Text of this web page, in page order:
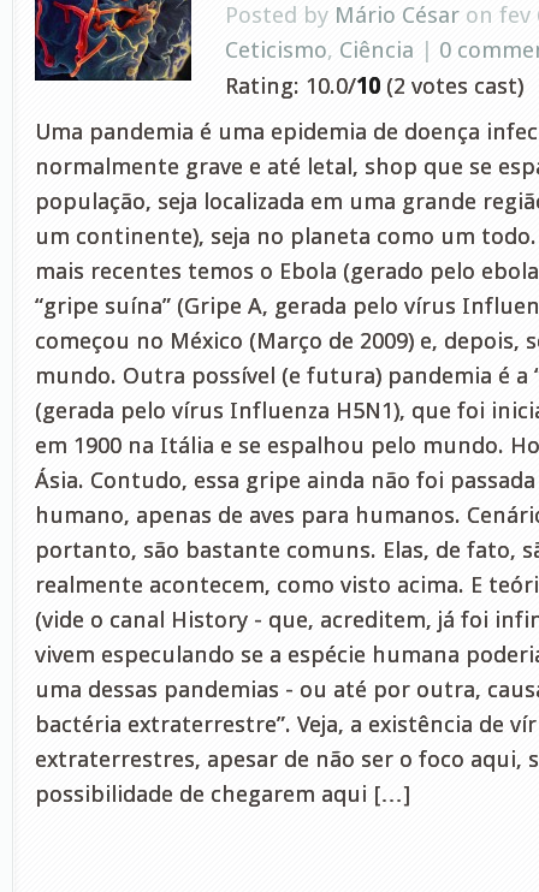
Posted by Mário César on fev
Ceticismo, Ciência | 0
Rating: 10.0/10 (2 votes cast)
Uma pandemia é uma epidemia de doença
normalmente grave e até letal, shop que se
população, seja localizada em uma grande
um continente), seja no planeta como um
mais recentes temos o Ebola (gerado pelo
“gripe suína” (Gripe A, gerada pelo vírus
começou no México (Março de 2009) e, depois,
mundo. Outra possível (e futura) pandemia é a
(gerada pelo vírus Influenza H5N1), que foi
em 1900 na Itália e se espalhou pelo mundo.
Ásia. Contudo, essa gripe ainda não foi
humano, apenas de aves para humanos.
portanto, são bastante comuns. Elas, de fato,
realmente acontecem, como visto acima. E
(vide o canal History - que, acreditem, já foi
vivem especulando se a espécie humana
uma dessas pandemias - ou até por outra,
bactéria extraterrestre”. Veja, a existência de
extraterrestres, apesar de não ser o foco aqui,
possibilidade de chegarem aqui […]